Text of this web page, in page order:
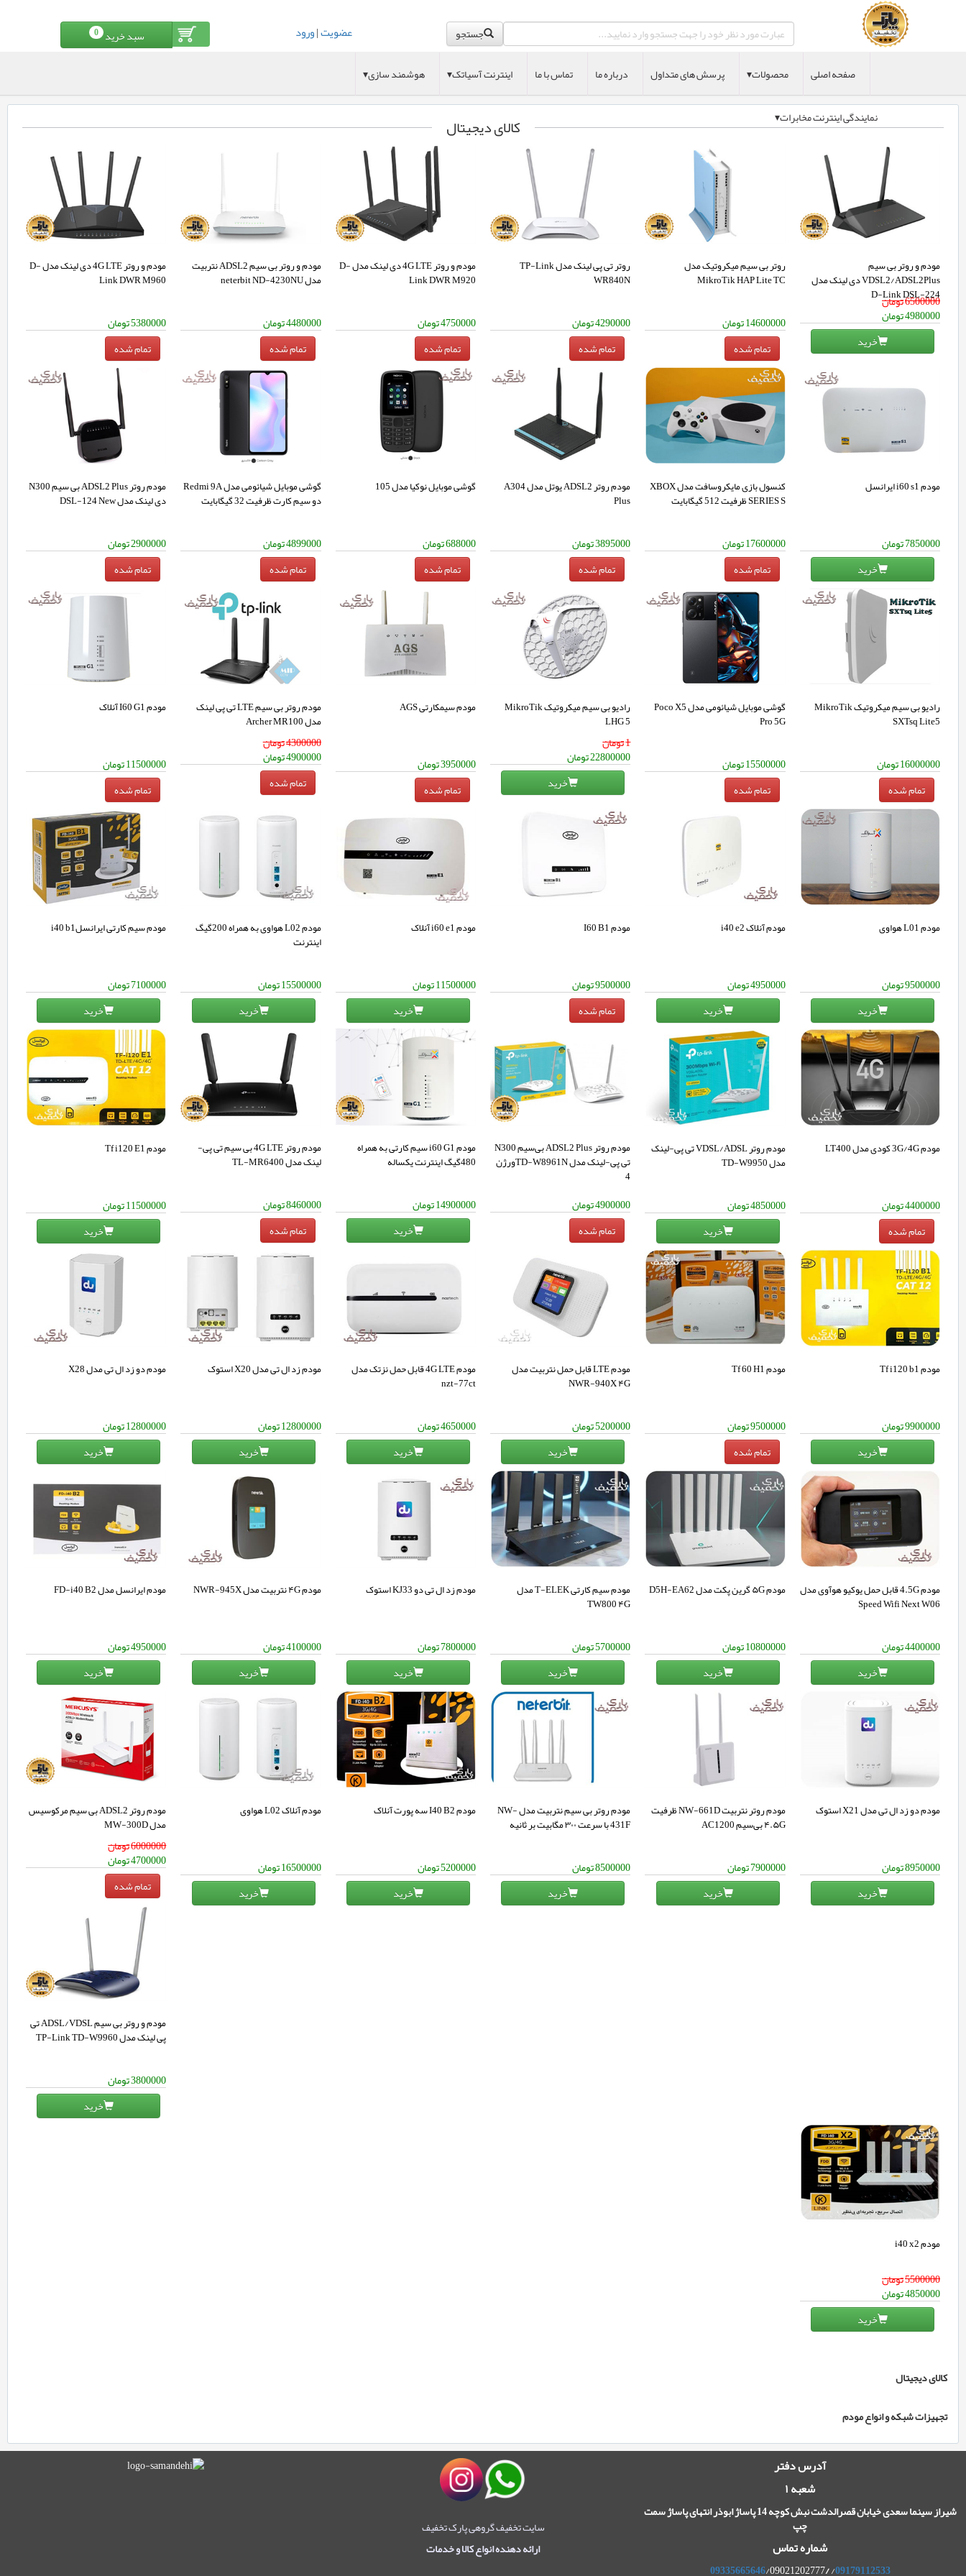
جستجو عضویت|ورود سبد خرید 0
صفحه اصلی محصولات▾ پرسش های متداول درباره ما تماس با ما اینترنت آسیاتک▾ هوشمند سازی▾
نمایندگی اینترنت مخابرات▾ کالای دیجیتال
مودم و روتر بی سیم
VDSL2/ADSL2Plus دی لینک مدل
D-Link DSL-224
6500000تومان
4980000تومان
خرید
روتر بی سیم میکروتیک مدل
MikroTik HAP Lite TC
14600000تومان
روتر تی پی لینک مدل TP-Link
WR840N
4290000تومان
مودم و روتر 4G LTE دی لینک مدل D-
Link DWR M920
4750000تومان
مودم و روتر بی سیم ADSL2 نتربیت
مدل neterbit ND-4230NU
4480000تومان
مودم و روتر 4G LTE دی لینک مدل D-
Link DWR M960
5380000تومان
مودم i60 s1 ایرانسل
7850000تومان
خرید
کنسول بازی مایکروسافت مدل XBOX
SERIES S ظرفیت 512 گیگابایت
17600000تومان
مودم روتر ADSL2 یوتل مدل A304
Plus
3895000تومان
گوشی موبایل نوکیا مدل 105
688000تومان
گوشی موبایل شیائومی مدل Redmi 9A
دو سیم‌ کارت ظرفیت 32 گیگابایت
4899000تومان
مودم روتر ADSL2 Plus بی سیم N300
دی لینک مدل DSL-124 New
2900000تومان
رادیو بی سیم میکروتیک MikroTik
SXTsq Lite5
16000000تومان
گوشی موبایل شیائومی مدل Poco X5
Pro 5G
15500000تومان
رادیو بی سیم میکروتیک MikroTik
LHG 5
1تومان
22800000تومان
خرید
مودم سیمکارتی AGS
3950000تومان
مودم روتر بی سیم LTE تی پی لینک
مدل Archer MR100
4300000تومان
4900000تومان
مودم I60 G1 آنلاک
11500000تومان
مودم L01 هواوی
9500000تومان
خرید
مودم آنلاک i40 e2
4950000تومان
خرید
مودم I60 B1
9500000تومان
مودم i60 e1 آنلاک
11500000تومان
خرید
مودم L02 هواوی به همراه 200گیگ
اینترنت
15500000تومان
خرید
مودم سیم کارتی ایرانسلi40 b1
7100000تومان
خرید
مودم 3G/4G کودی مدل LT400
4400000تومان
مودم روتر VDSL/ADSL تی پی-لینک
مدل TD-W9950
4850000تومان
خرید
مودم روتر ADSL2 Plus بی‌سیم N300
تی پی-لینک مدل TD-W8961Nورژن
4
4900000تومان
مودم i60 G1 سیم کارتی به همراه
480گیگ اینترنت یکساله
14900000تومان
خرید
مودم روتر 4G LTE بی سیم تی پی-
لینک مدل TL-MR6400
8460000تومان
مودم Tf i120 E1
11500000تومان
خرید
مودم Tf i120 b1
9900000تومان
خرید
مودم Tf 60 H1
9500000تومان
مودم LTE قابل حمل نتربیت مدل
NWR-940X ۴G
5200000تومان
خرید
مودم 4G LTE قابل حمل نزتک مدل
nzt-77ct
4650000تومان
خرید
مودم زد ال تی مدل X20 استوک
12800000تومان
خرید
مودم دو زد ال تی مدل X28
12800000تومان
خرید
مودم 4.5G قابل حمل یوکیو هوآوی مدل
Speed Wifi Next W06
4400000تومان
خرید
مودم ۵G گرین پکت مدل D5H-EA62
10800000تومان
خرید
مودم سیم کارتی T-ELEK مدل
TW800 ۴G
5700000تومان
خرید
مودم زد ال تی دو KJ33 استوک
7800000تومان
خرید
مودم ۴G نتربیت مدل NWR-945X
4100000تومان
خرید
مودم ایرانسل مدل FD-i40 B2
4950000تومان
خرید
مودم دو زد ال تی مدل X21 استوک
8950000تومان
خرید
مودم روتر نتربیت NW-661D ظرفیت
۴.۵G بی‌سیم AC1200
7900000تومان
خرید
مودم روتر بی سیم نتربیت مدل NW-
431F با سرعت ۳۰۰ مگابیت بر ثانیه
8500000تومان
خرید
مودم I40 B2 سه پورت آنلاک
5200000تومان
خرید
مودم آنلاک L02 هواوی
16500000تومان
خرید
مودم روتر ADSL2 بی‌ سیم مرکوسیس
مدل MW-300D
6000000تومان
4700000تومان
مودم و روتر بی سیم ADSL/VDSL تی
پی لینک مدل TP-Link TD-W9960
3800000تومان
خرید
مودم i40 x2
5500000تومان
4850000تومان
خرید
کالای دیجیتال
تجهیزات شبکه و انواع مودم
آدرس دفتر
شعبه ۱
شیراز سینما سعدی خیابان قصرالدشت نبش کوچه 14 پاساژ ابوذر انتهای پاساژ سمت
چپ
شماره تماس
09179112533
/
/
09335665646/09021202777
سایت تخفیف گروهی پارک تخفیف
ارائه دهنده انواع کالا و خدمات